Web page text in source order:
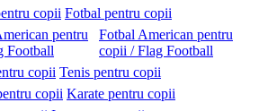
Fotbal pentru copii
Fotbal American pentru
copii / Flag Football
Tenis pentru copii
Karate pentru copii